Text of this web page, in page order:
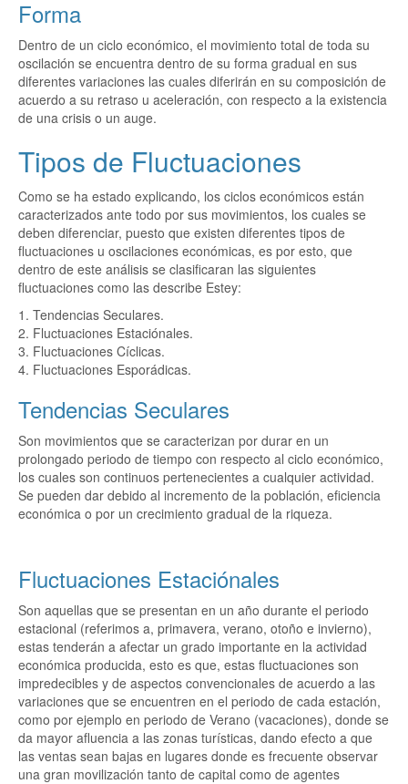
Forma
Dentro de un ciclo económico, el movimiento total de toda su
oscilación se encuentra dentro de su forma gradual en sus
diferentes variaciones las cuales diferirán en su composición de
acuerdo a su retraso u aceleración, con respecto a la existencia
de una crisis o un auge.
Tipos de Fluctuaciones
Como se ha estado explicando, los ciclos económicos están
caracterizados ante todo por sus movimientos, los cuales se
deben diferenciar, puesto que existen diferentes tipos de
fluctuaciones u oscilaciones económicas, es por esto, que
dentro de este análisis se clasificaran las siguientes
fluctuaciones como las describe Estey:
1. Tendencias Seculares.
2. Fluctuaciones Estaciónales.
3. Fluctuaciones Cíclicas.
4. Fluctuaciones Esporádicas.
Tendencias Seculares
Son movimientos que se caracterizan por durar en un
prolongado periodo de tiempo con respecto al ciclo económico,
los cuales son continuos pertenecientes a cualquier actividad.
Se pueden dar debido al incremento de la población, eficiencia
económica o por un crecimiento gradual de la riqueza.
Fluctuaciones Estaciónales
Son aquellas que se presentan en un año durante el periodo
estacional (referimos a, primavera, verano, otoño e invierno),
estas tenderán a afectar un grado importante en la actividad
económica producida, esto es que, estas fluctuaciones son
impredecibles y de aspectos convencionales de acuerdo a las
variaciones que se encuentren en el periodo de cada estación,
como por ejemplo en periodo de Verano (vacaciones), donde se
da mayor afluencia a las zonas turísticas, dando efecto a que
las ventas sean bajas en lugares donde es frecuente observar
una gran movilización tanto de capital como de agentes